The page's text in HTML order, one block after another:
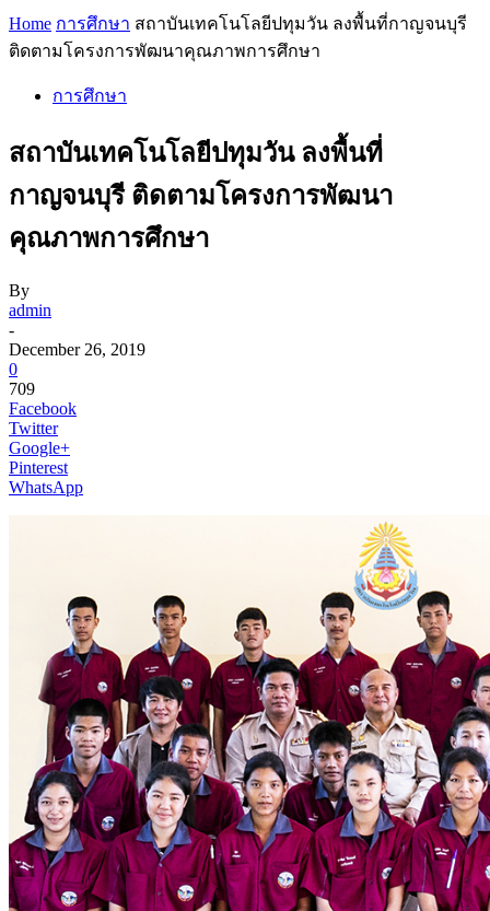
Home การศึกษา สถาบันเทคโนโลยีปทุมวัน ลงพื้นที่กาญจนบุรี
ติดตามโครงการพัฒนาคุณภาพการศึกษา
การศึกษา
สถาบันเทคโนโลยีปทุมวัน ลงพื้นที่
กาญจนบุรี ติดตามโครงการพัฒนา
คุณภาพการศึกษา
By
admin
-
December 26, 2019
0
709
Facebook
Twitter
Google+
Pinterest
WhatsApp